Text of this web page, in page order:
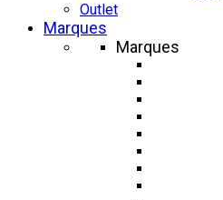
Outlet
Marques
Marques